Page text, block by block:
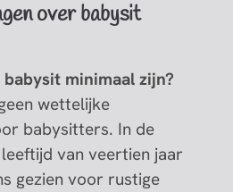
over babysit
minimaal zijn?
wettelijke
babysitters. In de
van veertien jaar
gezien voor rustige